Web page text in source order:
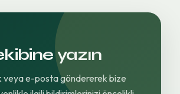
yazın
veya e-posta göndererek bize